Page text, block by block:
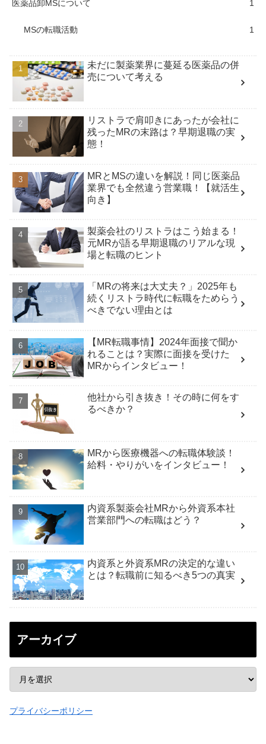
医薬品卸MSについて 1
MSの転職活動 1
未だに製薬業界に蔓延る医薬品の併
売について考える
リストラで肩叩きにあったが会社に
残ったMRの末路は？早期退職の実
態！
MRとMSの違いを解説！同じ医薬品
業界でも全然違う営業職！【就活生
向き】
製薬会社のリストラはこう始まる！
元MRが語る早期退職のリアルな現
場と転職のヒント
「MRの将来は大丈夫？」2025年も
続くリストラ時代に転職をためらう
べきでない理由とは
【MR転職事情】2024年面接で聞か
れることは？実際に面接を受けた
MRからインタビュー！
他社から引き抜き！その時に何をす
るべきか？
MRから医療機器への転職体験談！
給料・やりがいをインタビュー！
内資系製薬会社MRから外資系本社
営業部門への転職はどう？
内資系と外資系MRの決定的な違い
とは？転職前に知るべき5つの真実
アーカイブ
プライバシーポリシー